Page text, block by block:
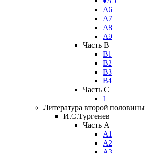
А6
А7
А8
А9
Часть B
В1
В2
В3
В4
Часть C
1
Литература второй
И.С.Тургенев
Часть A
А1
А2